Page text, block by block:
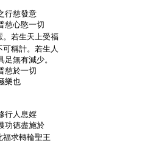
行慈發意
慈心愍一切
。若生天上受福
稱計。若生人
無有減少。
慈於一切
樂也
行人息婬
功徳盡施於
福求轉輪聖王